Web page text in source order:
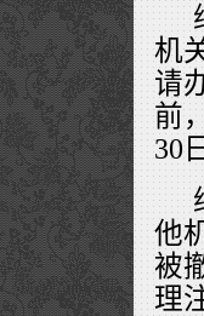
机
请
前
30
他
被
理